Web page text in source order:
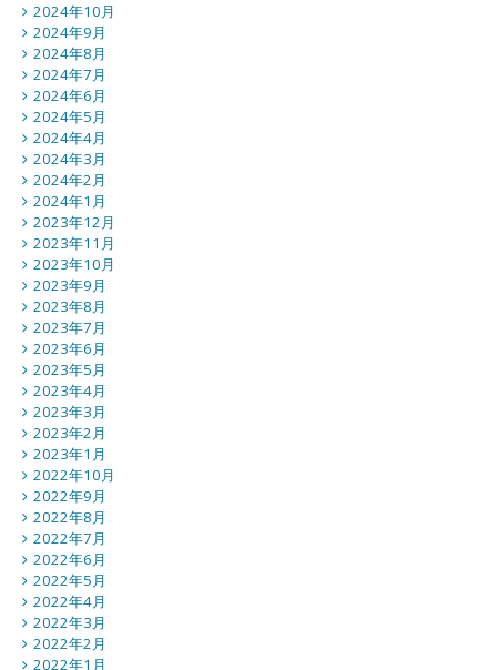
2024年10月
2024年9月
2024年8月
2024年7月
2024年6月
2024年5月
2024年4月
2024年3月
2024年2月
2024年1月
2023年12月
2023年11月
2023年10月
2023年9月
2023年8月
2023年7月
2023年6月
2023年5月
2023年4月
2023年3月
2023年2月
2023年1月
2022年10月
2022年9月
2022年8月
2022年7月
2022年6月
2022年5月
2022年4月
2022年3月
2022年2月
2022年1月